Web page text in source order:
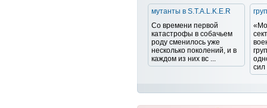
мутанты в S.T.A.L.K.E.R
Со времени первой
катастрофы в собачьем
роду сменилось уже
несколько поколений, и в
каждом из них вс ...
сил